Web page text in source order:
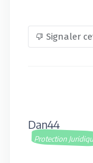
Signaler
Dan44
Protection